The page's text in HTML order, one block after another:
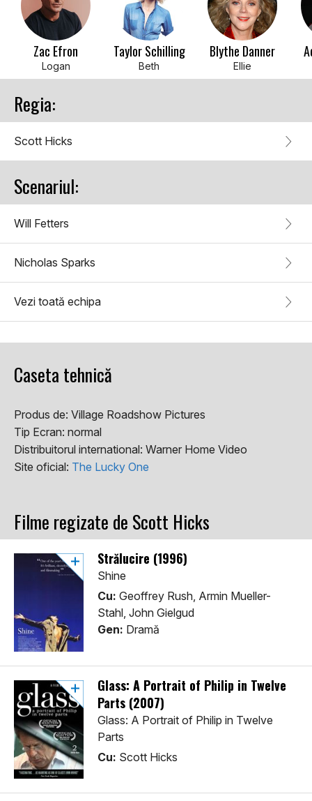
Zac Efron
Logan
Taylor Schilling
Beth
Blythe Danner
Ellie
Regia:
Scott Hicks
Scenariul:
Will Fetters
Nicholas Sparks
Vezi toată echipa
Caseta tehnică
Produs de: Village Roadshow Pictures
Tip Ecran: normal
Distribuitorul international: Warner Home Video
Site oficial: The Lucky One
Filme regizate de Scott Hicks
Strălucire (1996)
Shine
Cu: Geoffrey Rush, Armin Mueller-
Stahl, John Gielgud
Gen: Dramă
Glass: A Portrait of Philip in Twelve
Parts (2007)
Glass: A Portrait of Philip in Twelve
Parts
Cu: Scott Hicks